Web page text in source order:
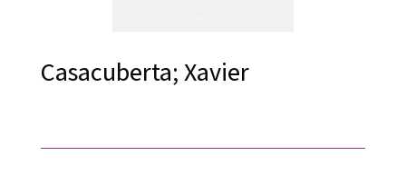
Casacuberta; Xavier